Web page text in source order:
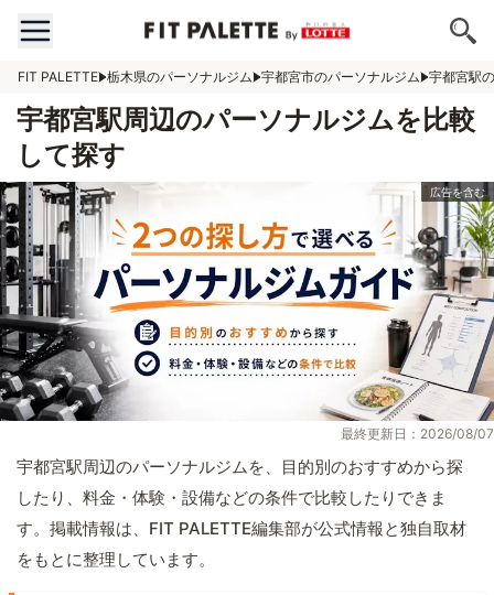
FIT PALETTE 栃木県のパーソナルジム 宇都宮市のパーソナルジム 宇都宮駅
宇都宮駅周辺のパーソナルジムを比較
して探す
最終更新日：2026/08/07
宇都宮駅周辺のパーソナルジムを、目的別のおすすめから探
したり、料金・体験・設備などの条件で比較したりできま
す。掲載情報は、FIT PALETTE編集部が公式情報と独自取材
をもとに整理しています。